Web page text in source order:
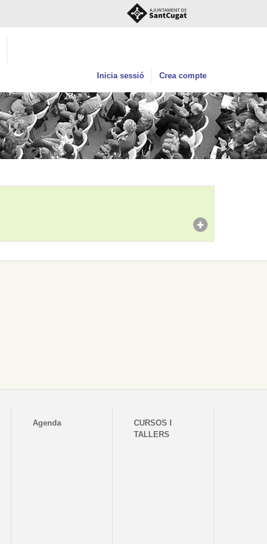
Inicia sessió Crea compte
Agenda
CURSOS I
TALLERS